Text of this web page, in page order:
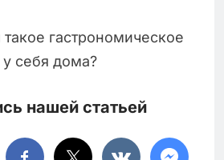
гастрономическое
себя дома?
нашей статьей